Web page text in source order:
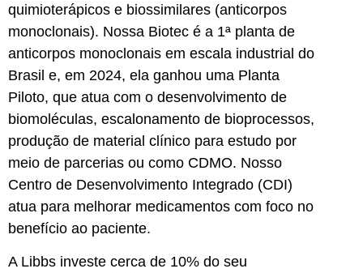
quimioterápicos e biossimilares (anticorpos
monoclonais). Nossa Biotec é a 1ª planta de
anticorpos monoclonais em escala industrial do
Brasil e, em 2024, ela ganhou uma Planta
Piloto, que atua com o desenvolvimento de
biomoléculas, escalonamento de bioprocessos,
produção de material clínico para estudo por
meio de parcerias ou como CDMO. Nosso
Centro de Desenvolvimento Integrado (CDI)
atua para melhorar medicamentos com foco no
benefício ao paciente.
A Libbs investe cerca de 10% do seu